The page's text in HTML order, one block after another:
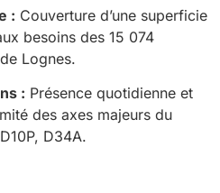
: Couverture d’une superficie
besoins des 15 074
Lognes.
: Présence quotidienne et
des axes majeurs du
D34A.